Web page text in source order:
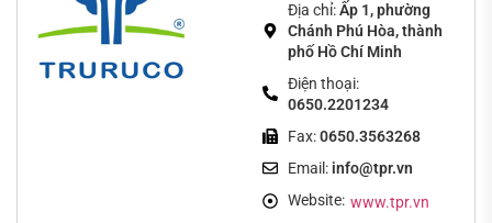
Địa chỉ:Ấp 1, phường
Chánh Phú Hòa, thành
phố Hồ Chí Minh
Điện thoại:
0650.2201234
Fax:0650.3563268
Email: info@tpr.vn
Website: www.tpr.vn